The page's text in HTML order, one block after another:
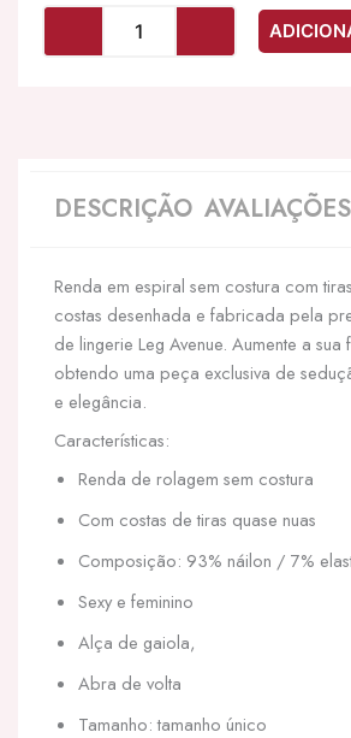
AVENUE
PRETO
DESCRIÇÃO
Renda em espiral sem costura com
costas desenhada e fabricada pela
de lingerie Leg Avenue. Aumente a sua
obtendo uma peça exclusiva de
e elegância.
Características:
Renda de rolagem sem costura
Com costas de tiras quase nuas
Composição: 93% náilon / 7%
Sexy e feminino
Alça de gaiola,
Abra de volta
Tamanho: tamanho único